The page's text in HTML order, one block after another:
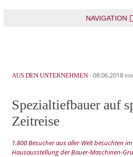
NAVIGATION
AUS DEN UNTERNEHMEN -08.06.2018
Spezialtiefbauer auf
Zeitreise
1.800 Besucher aus aller Welt besuchten
Hausausstellung der Bauer-Maschinen-